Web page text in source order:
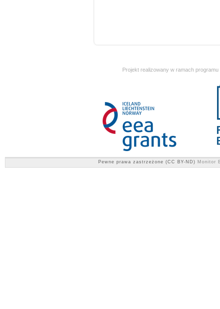
Projekt realizowany w ramach
Pewne prawa zastrzeżone (CC BY-ND) Monitor